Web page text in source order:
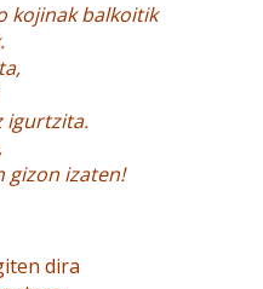
kojinak balkoitik
igurtzita.
gizon izaten!
dira